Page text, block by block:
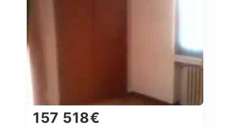
157 518€